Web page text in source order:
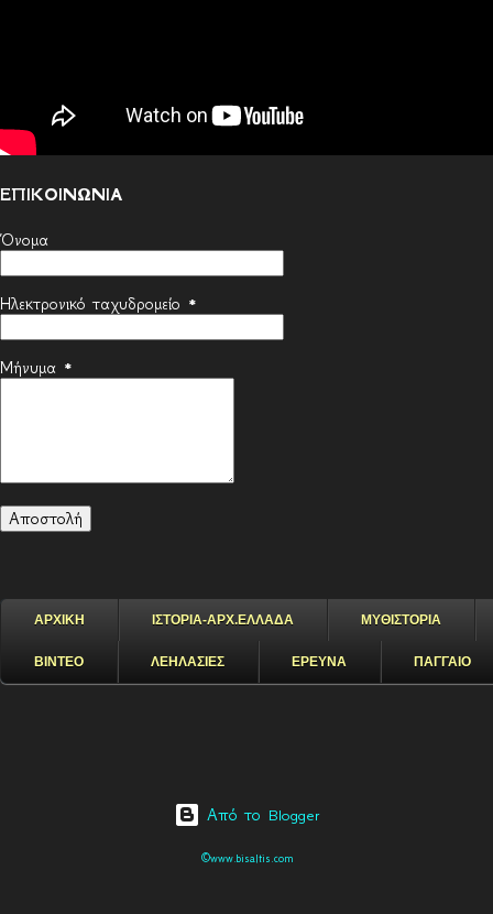
ΕΠΙΚΟΙΝΩΝΙΑ
Όνομα
Ηλεκτρονικό ταχυδρομείο *
Μήνυμα *
ΑΡΧΙΚΗ ΙΣΤΟΡΙΑ-ΑΡΧ.ΕΛΛΑΔΑ ΜΥΘΙΣΤΟΡΙΑ
ΒΙΝΤΕΟ ΛΕΗΛΑΣΙΕΣ ΕΡΕΥΝΑ ΠΑΓΓΑΙΟ
Από το Blogger
©www.bisaltis.com